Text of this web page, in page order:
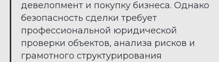
девелопмент и покупку бизнеса. Однако
безопасность сделки требует
профессиональной юридической
проверки объектов, анализа рисков и
грамотного структурирования